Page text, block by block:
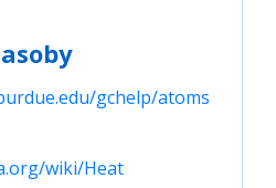
gchelp/atoms
wiki/Heat